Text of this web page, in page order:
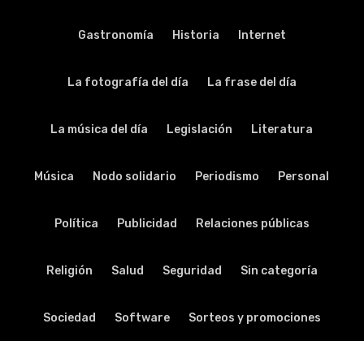
Gastronomía Historia Internet
La fotografía del día La frase del día
La música del día Legislación Literatura
Música Nodo solidario Periodismo Personal
Política Publicidad Relaciones públicas
Religión Salud Seguridad Sin categoría
Sociedad Software Sorteos y promociones